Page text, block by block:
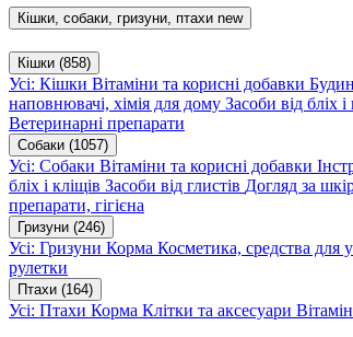
Кішки, собаки, гризуни, птахи new
Кішки (858)
Усі: Кішки Вітаміни та корисні добавки
наповнювачі, хімія для дому Засоби від бліх і
Ветеринарні препарати
Собаки (1057)
Усі: Собаки Вітаміни та корисні добавки
бліх і кліщів Засоби від глистів Догляд за
препарати, гігієна
Гризуни (246)
Усі: Гризуни Корма Косметика, средства для
рулетки
Птахи (164)
Усі: Птахи Корма Клітки та аксесуари